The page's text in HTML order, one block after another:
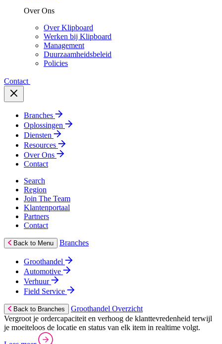
Over Ons
Over Klipboard
Werken bij Klipboard
Management
Duurzaamheidsbeleid
Policies
Contact
Branches
Oplossingen
Diensten
Resources
Over Ons
Contact
Search
Region
Join The Team
Klantenportaal
Partners
Contact
Back to Menu Branches
Groothandel
Automotive
Verhuur
Field Service
Back to Branches
Groothandel Overzicht
Vergroot je ordercapaciteit en verhoog de klanttevredenheid terwijl
je moeiteloos de locatie en status van elk item in realtime volgt.